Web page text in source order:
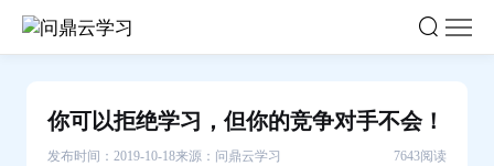
你可以拒绝学习，但你的竞争对手不会！
发布时间：2019-10-18来源：问鼎云学习 7643阅读